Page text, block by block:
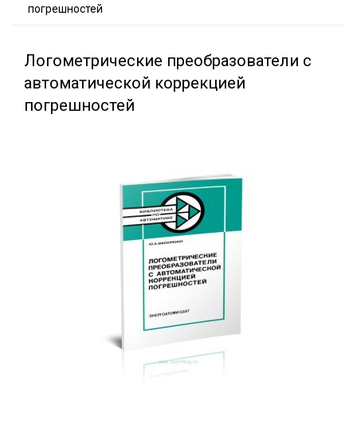
Акции и скидки
погрешностей
Логометрические преобразователи с
автоматической коррекцией
погрешностей